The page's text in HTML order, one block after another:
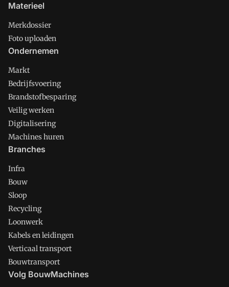
Materieel
Merkdossier
Foto uploaden
Ondernemen
Markt
Bedrijfsvoering
Brandstofbesparing
Veilig werken
Digitalisering
Machines huren
Branches
Infra
Bouw
Sloop
Recycling
Loonwerk
Kabels en leidingen
Verticaal transport
Bouwtransport
Volg BouwMachines